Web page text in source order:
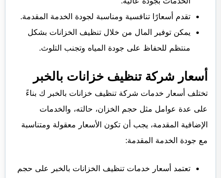
تقدم أسعارًا تنافسية ومناسبة لجودة الخدمة المقدمة.
يمكن توفير المال من خلال تنظيف الخزانات بشكل
منتظم للحفاظ على جودة المياه وتجنب التلوث.
أسعار شركة تنظيف خزانات بالخبر
تختلف أسعار خدمات شركة تنظيف خزانات بالخبر ك بناءً
على عدة عوامل مثل حجم الخزان، حالته، والخدمات
الإضافية المقدمة، يجب أن تكون الأسعار معقولة ومتناسبة
مع جودة الخدمة المقدمة:
تعتمد أسعار خدمات تنظيف الخزانات بالخبر على حجم